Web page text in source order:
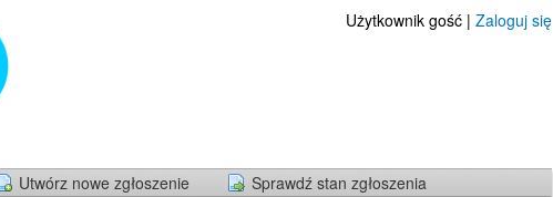
Użytkownik gość | Zaloguj się
Utwórz nowe zgłoszenie Sprawdź stan zgłoszenia